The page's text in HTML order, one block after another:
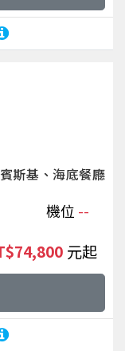
斯基、海底餐廳
機位 --
起